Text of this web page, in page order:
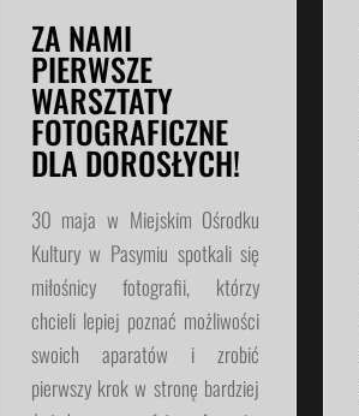
ZA NAMI
PIERWSZE
WARSZTATY
FOTOGRAFICZNE
DLA DOROSŁYCH!
30 maja w Miejskim Ośrodku
Kultury w Pasymiu spotkali się
miłośnicy fotografii, którzy
chcieli lepiej poznać możliwości
swoich aparatów i zrobić
pierwszy krok w stronę bardziej